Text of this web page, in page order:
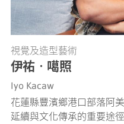
視覺及造型藝術
伊祐‧噶照
Iyo Kacaw
花蓮縣豐濱鄉港口部落阿
延續與文化傳承的重要途